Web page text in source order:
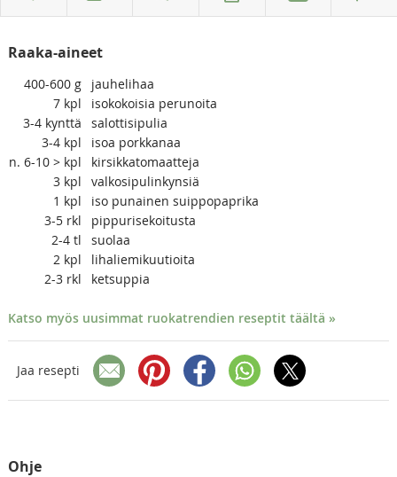
Raaka-aineet
400-600 g
jauhelihaa
7 kpl
isokokoisia perunoita
3-4 kynttä
salottisipulia
3-4 kpl
isoa porkkanaa
n. 6-10 > kpl
kirsikkatomaatteja
3 kpl
valkosipulinkynsiä
1 kpl
iso punainen suippopaprika
3-5 rkl
pippurisekoitusta
2-4 tl
suolaa
2 kpl
lihaliemikuutioita
2-3 rkl ketsuppia
Katso myös uusimmat ruokatrendien reseptit täältä »
Jaa resepti
Ohje